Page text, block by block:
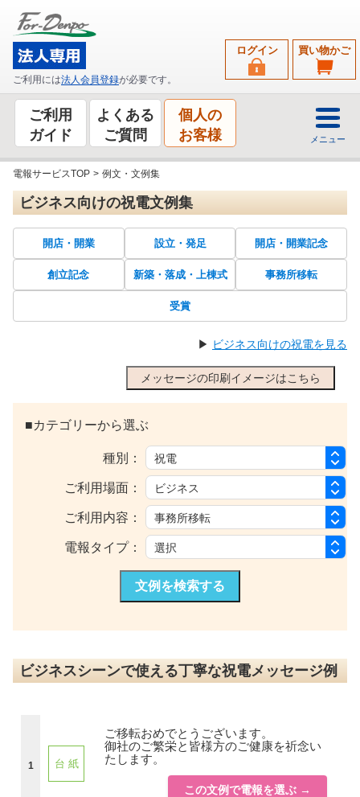
ご利用には法人会員登録が必要です。
買い物かご
ログイン
ご利用
ガイド
よくある
ご質問
個人の
お客様
メニュー
電報サービスTOP > 例文・文例集
ビジネス向けの祝電文例集
開店・開業 設立・発足 開店・開業記念
創立記念 新築・落成・上棟式 事務所移転
受賞
▶ ビジネス向けの祝電を見る
メッセージの印刷イメージはこちら
■カテゴリーから選ぶ
種別：
ご利用場面：
ご利用内容：
電報タイプ：
文例を検索する
ビジネスシーンで使える丁寧な祝電メッセージ例
1 台 紙
ご移転おめでとうございます。
御社のご繁栄と皆様方のご健康を祈念い
たします。
この文例で電報を選ぶ →